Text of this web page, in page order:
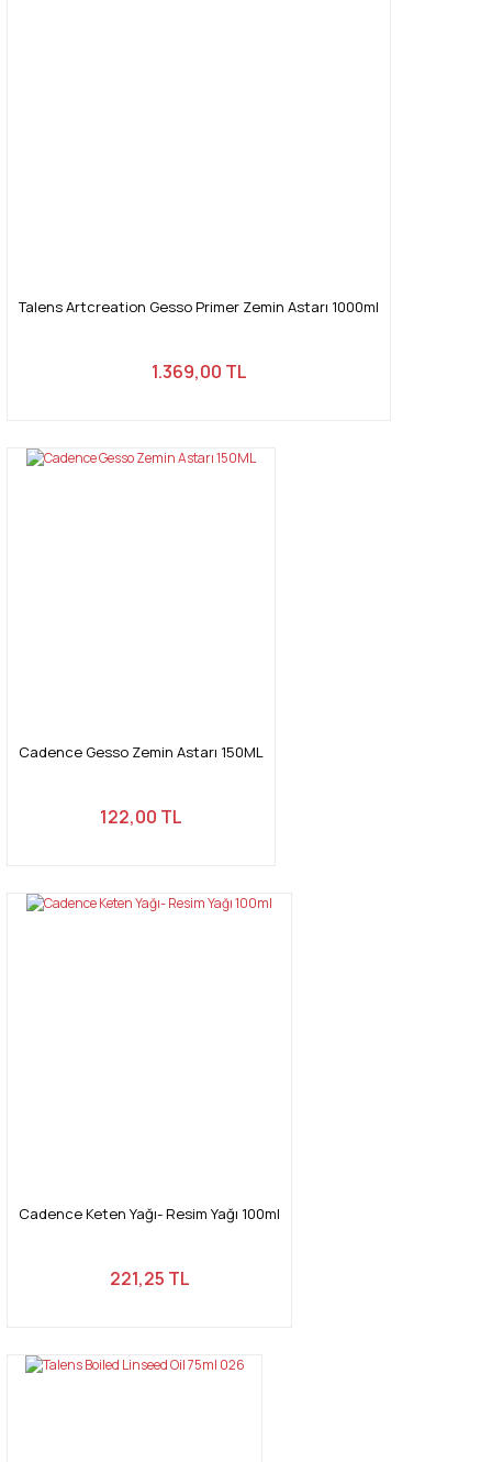
Talens Artcreation Gesso Primer Zemin Astarı 1000ml
1.369,00 TL
Cadence Gesso Zemin Astarı 150ML
122,00 TL
Cadence Keten Yağı- Resim Yağı 100ml
221,25 TL